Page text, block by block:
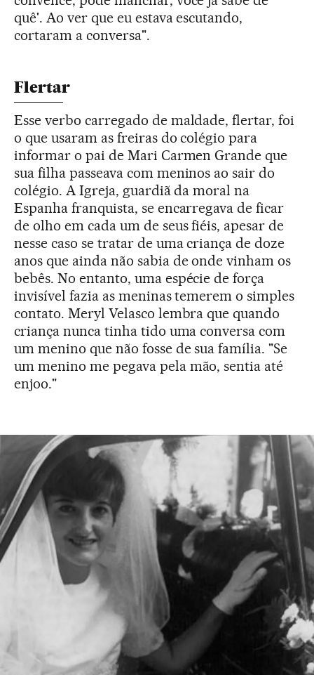
quê'. Ao ver que eu estava escutando,
cortaram a conversa".
Flertar
Esse verbo carregado de maldade, flertar, foi
o que usaram as freiras do colégio para
informar o pai de Mari Carmen Grande que
sua filha passeava com meninos ao sair do
colégio. A Igreja, guardiã da moral na
Espanha franquista, se encarregava de ficar
de olho em cada um de seus fiéis, apesar de
nesse caso se tratar de uma criança de doze
anos que ainda não sabia de onde vinham os
bebês. No entanto, uma espécie de força
invisível fazia as meninas temerem o simples
contato. Meryl Velasco lembra que quando
criança nunca tinha tido uma conversa com
um menino que não fosse de sua família. "Se
um menino me pegava pela mão, sentia até
enjoo."